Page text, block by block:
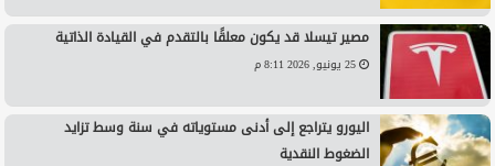
مصير تيسلا قد يكون معلقًا بالتقدم في القيادة الذاتية
25 يونيو, 2026 8:11 م
اليورو يتراجع إلى أدنى مستوياته في سنة وسط تزايد
الضغوط النقدية